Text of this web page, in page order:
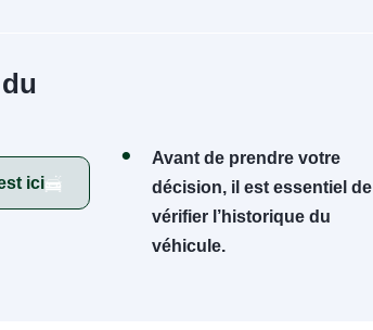
ici
Avant de prendre votre
décision, il est essentiel de
vérifier l’historique du
véhicule.